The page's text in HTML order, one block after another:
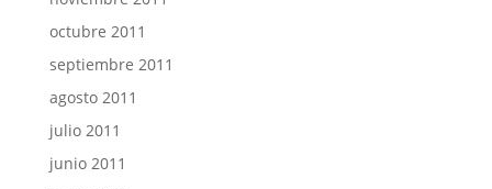
octubre 2011
septiembre 2011
agosto 2011
julio 2011
junio 2011